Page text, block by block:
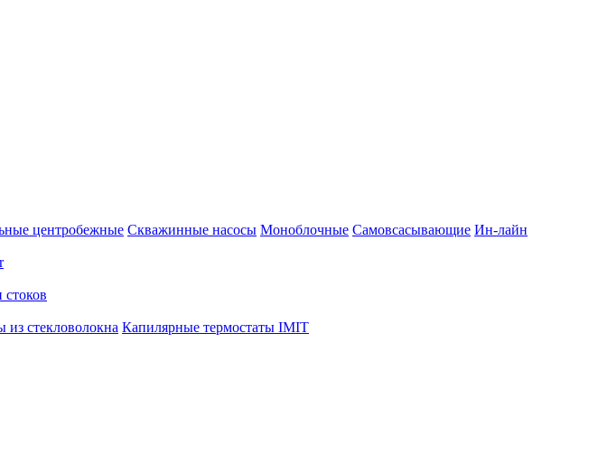
центробежные Скважинные насосы Моноблочные Самовсасывающие Ин-лайн
стекловолокна Капилярные термостаты IMIT